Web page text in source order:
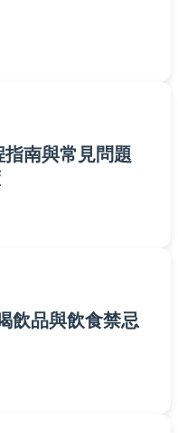
南與常見問題
飲品與飲食禁忌